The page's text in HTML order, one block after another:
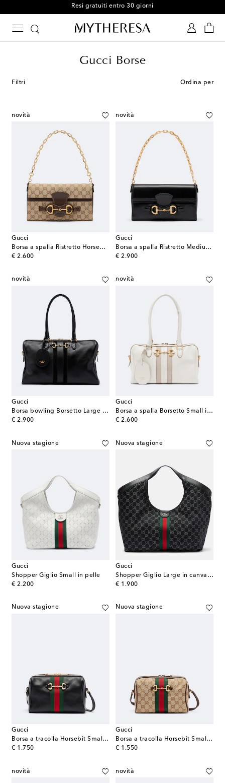
Resi gratuiti entro 30 giorni
Gucci Borse
Filtri Ordina per
novità
Gucci
Borsa a spalla Ristretto Horsebit Medium
€ 2.600
original price
novità
Gucci
Borsa a spalla Ristretto Medium in pelle
€ 2.900
original price
novità
Gucci
Borsa bowling Borsetto Large in pelle
€ 2.900
original price
novità
Gucci
Borsa a spalla Borsetto Small in pelle
€ 2.600
original price
Nuova stagione
Gucci
Shopper Giglio Small in pelle
€ 2.200
original price
Nuova stagione
Gucci
Shopper Giglio Large in canvas GG
€ 1.900
original price
Nuova stagione
Gucci
Borsa a tracolla Horsebit Small in pelle
€ 1.750
original price
Nuova stagione
Gucci
Borsa a tracolla Horsebit Small in canvas GG
€ 1.550
original price
novità novità